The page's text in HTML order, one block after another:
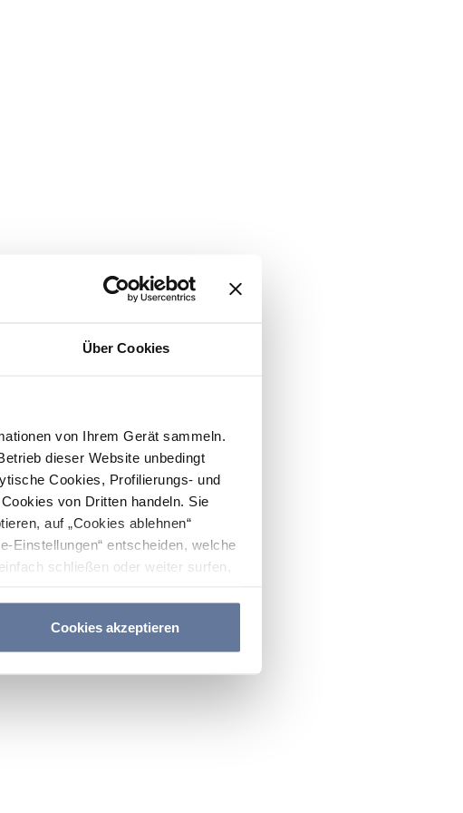
Über Cookies
von Ihrem Gerät sammeln.
dieser Website unbedingt
Cookies, Profilierungs- und
von Dritten handeln. Sie
auf „Cookies ablehnen“
Einstellungen“ entscheiden, welche
schließen oder weiter surfen,
Cookies akzeptieren